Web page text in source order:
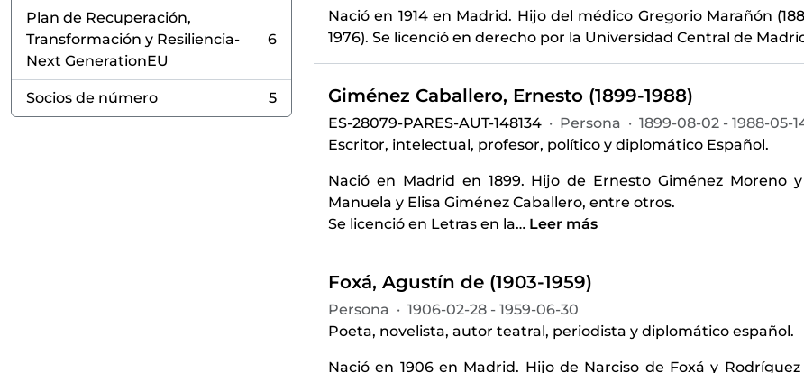
Plan de Recuperación,
Transformación y Resiliencia-
Next GenerationEU
, 6 resultados
6
Socios de número
, 5 resultados
5
Nació en 1914 en Madrid. Hijo del médico Gregorio Marañón
1976). Se licenció en derecho por la Universidad Central de
Giménez Caballero, Ernesto (1899-1988)
ES-28079-PARES-AUT-148134 · Persona · 1899-08-02 - 1988-05-
Escritor, intelectual, profesor, político y diplomático Español.
Nació en Madrid en 1899. Hijo de Ernesto Giménez Moreno
Manuela y Elisa Giménez Caballero, entre otros.
Se licenció en Letras en la… Leer más
Foxá, Agustín de (1903-1959)
Persona · 1906-02-28 - 1959-06-30
Poeta, novelista, autor teatral, periodista y diplomático español.
Nació en 1906 en Madrid. Hijo de Narciso de Foxá y